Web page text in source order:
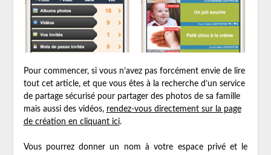
Pour commencer, si vous n’avez pas forcément envie de lire
tout cet article, et que vous êtes à la recherche d’un service
de partage sécurisé pour partager des photos de sa famille
mais aussi des vidéos, rendez-vous directement sur la page
de création en cliquant ici.
Vous pourrez donner un nom à votre espace privé et le